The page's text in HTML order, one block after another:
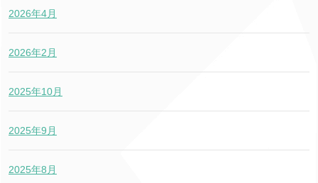
2026年4月
2026年2月
2025年10月
2025年9月
2025年8月